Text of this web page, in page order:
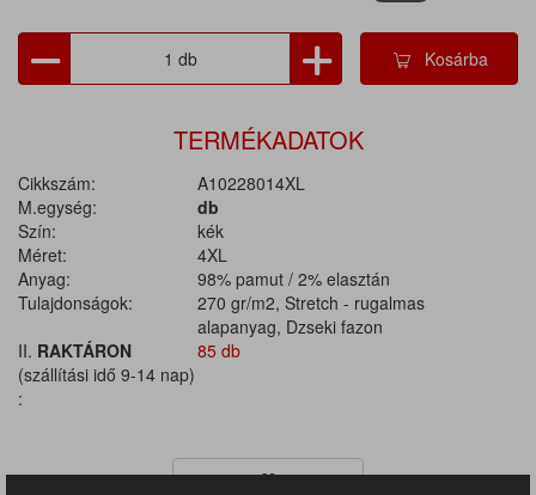
Kosárba
TERMÉKADATOK
Cikkszám:
A10228014XL
M.egység:
db
Szín:
kék
Méret:
4XL
Anyag:
98% pamut / 2% elasztán
Tulajdonságok:
270 gr/m2, Stretch - rugalmas
alapanyag, Dzseki fazon
II. RAKTÁRON
(szállítási idő 9-14 nap)
:
85 db